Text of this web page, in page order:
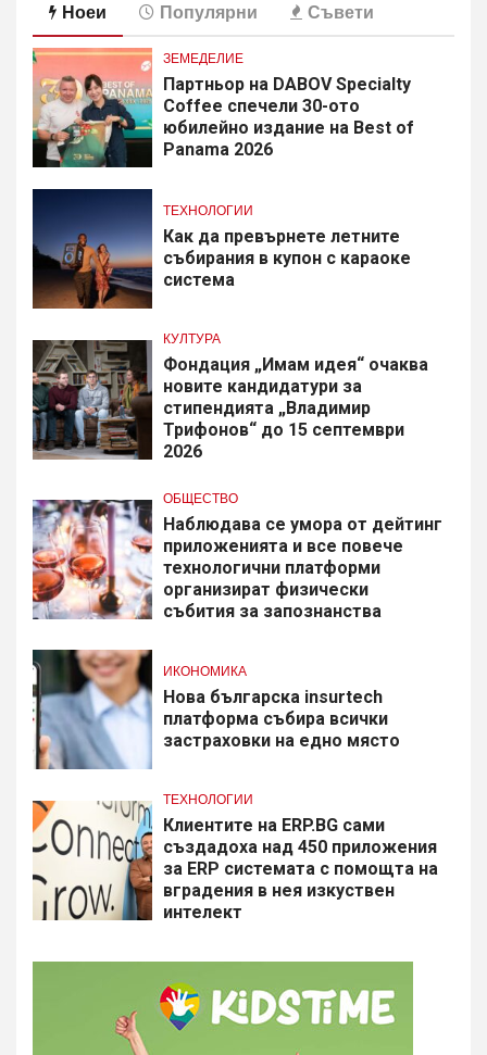
Ноеи Популярни Съвети
ЗЕМЕДЕЛИЕ
Партньор на DABOV Specialty
Coffee спечели 30-ото
юбилейно издание на Best of
Panama 2026
ТЕХНОЛОГИИ
Как да превърнете летните
събирания в купон с караоке
система
КУЛТУРА
Фондация „Имам идея“ очаква
новите кандидатури за
стипендията „Владимир
Трифонов“ до 15 септември
2026
ОБЩЕСТВО
Наблюдава се умора от дейтинг
приложенията и все повече
технологични платформи
организират физически
събития за запознанства
ИКОНОМИКА
Нова българска insurtech
платформа събира всички
застраховки на едно място
ТЕХНОЛОГИИ
Клиентите на ERP.BG сами
създадоха над 450 приложения
за ERP системата с помощта на
вградения в нея изкуствен
интелект